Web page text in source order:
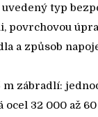
typ
povrchovou
a způsob
zábradlí:
ocel 32 000 až